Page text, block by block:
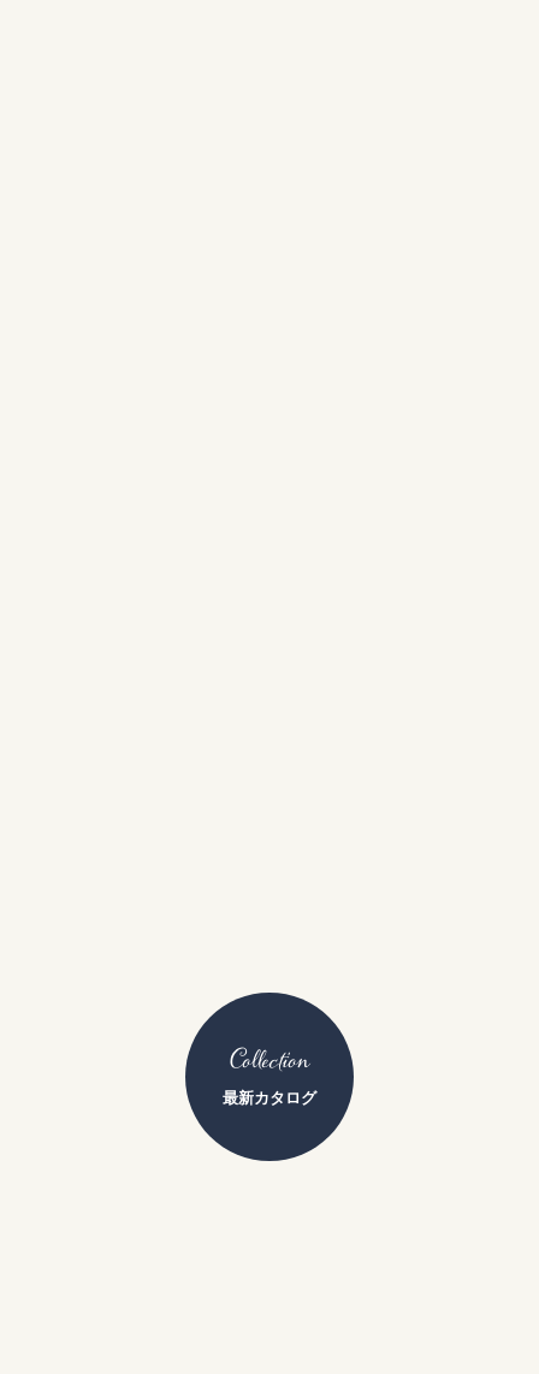
Collection
最新カタログ